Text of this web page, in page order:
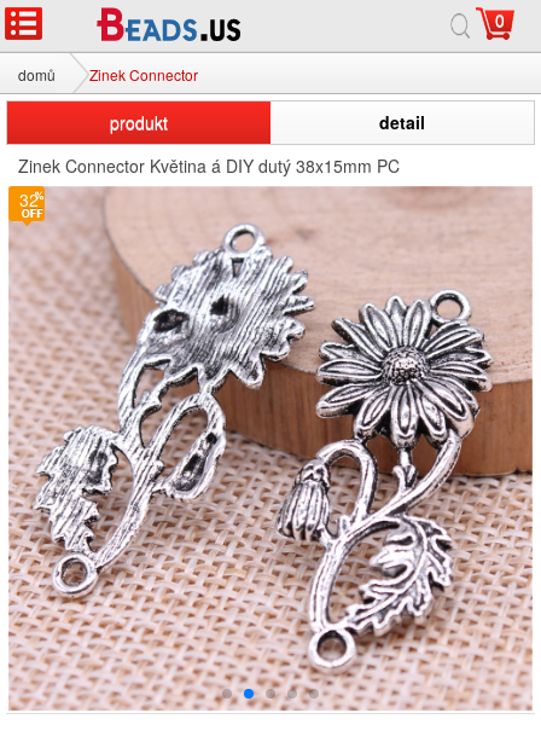
0
domů Zinek Connector
produkt
detail
Zinek Connector Květina á DIY dutý 38x15mm PC